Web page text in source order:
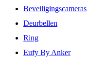
Beveiligingscameras
Deurbellen
Ring
Eufy By Anker